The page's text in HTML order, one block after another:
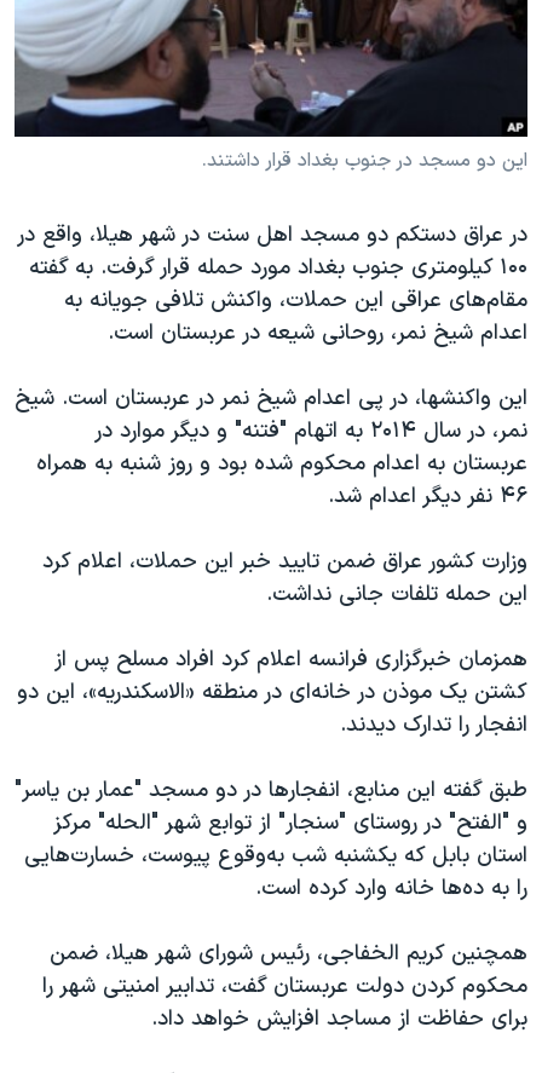
فرهنگ و زندگی
حقوق شهروندی
علم و فناوری
گالری عکس
آرشیو پخش زنده
مستندها
انتخابات ریاست جمهوری آمریکا ۲۰۲۴
حمله جمهوری اسلامی به اسرائیل
رمز مهسا
اعتراضات زن، زندگی، آزادی
مجموعه مستندهای دادخواهی
تریبونال مردمی آبان ۹۸
چهل سال گروگان‌گیری
قانون شفافیت دارائی کادر رهبری ایران
اعتراضات مردمی آبان ۹۸
نرگس محمدی برنده جایزه نوبل صلح
صفحه‌های ویژه
سفر پرزیدنت ترامپ به چین
دنبال کنید
این دو مسجد در جنوب بغداد قرار داشتند.
در عراق دستکم دو مسجد اهل سنت در شهر هیلا، واقع در
۱۰۰ کیلومتری جنوب بغداد مورد حمله قرار گرفت. به گفته
مقام‌های عراقی این حملات، واکنش تلافی جویانه به
اعدام شیخ نمر، روحانی شیعه در عربستان است.
این واکنشها، در پی اعدام شیخ نمر در عربستان است. شیخ
نمر، در سال ۲۰۱۴ به اتهام "فتنه" و دیگر موارد در
عربستان به اعدام محکوم شده بود و روز شنبه به همراه
۴۶ نفر دیگر اعدام شد.
وزارت کشور عراق ضمن تایید خبر این حملات، اعلام کرد
این حمله تلفات جانی نداشت.
همزمان خبرگزاری فرانسه اعلام کرد افراد مسلح پس از
کشتن یک موذن در خانه‌ای در منطقه «الاسکندریه»، این دو
انفجار را تدارک دیدند.
طبق گفته این منابع، انفجار‌ها در دو مسجد "عمار بن یاسر"
و "الفتح" در روستای "سنجار" از توابع شهر "الحله" مرکز
استان بابل که یکشنبه‌ شب به‌وقوع پیوست، خسارت‌هایی
را به ده‌ها خانه وارد کرده است.
همچنین کریم الخفاجی، رئیس شورای شهر هیلا، ضمن
محکوم کردن دولت عربستان گفت، تدابیر امنیتی شهر را
برای حفاظت از مساجد افزایش خواهد داد.